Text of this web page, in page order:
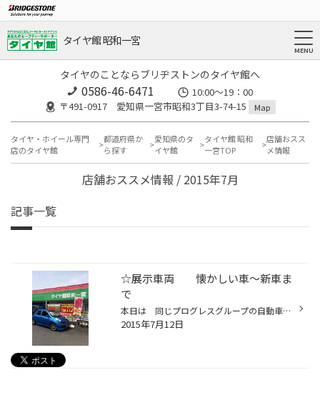
タイヤ館 昭和一宮
タイヤのことならブリヂストンのタイヤ館へ
0586-46-6471
10:00～19：00
〒491-0917 愛知県一宮市昭和3丁目3-74-15
Map
タイヤ・ホイール専門
店のタイヤ館
都道府県か
ら探す
愛知県のタ
イヤ館
タイヤ館 昭和
一宮TOP
店舗おスス
メ情報
店舗おススメ情報 / 2015年7月
記事一覧
☆展示車両 懐かしい車～新車ま
で
本日は 同じプログレスグループの自動車販売、買取などを している エフズ半田店より 野木森次長が応援に来てくれてます 懐かしいマーチの展示・新車Ｎワゴンの展示がしてあります 下取り査定もやっています 興味にのあるお客様 この機会に是非 ご来店くださいね もう１台は、当店取り扱いの車イ...
2015年7月12日